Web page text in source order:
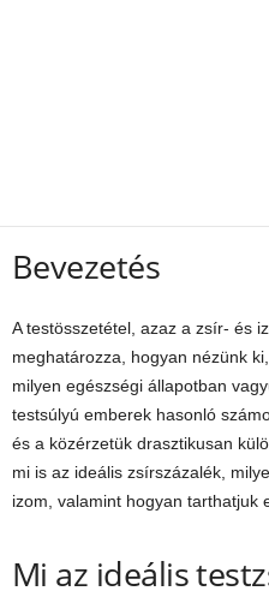
Bevezetés
A testösszetétel, azaz a zsír- és
meghatározza, hogyan nézünk
milyen egészségi állapotban
testsúlyú emberek hasonló
és a közérzetük drasztikusan
mi is az ideális zsírszázalék,
izom, valamint hogyan tarthatjuk
Mi az ideális